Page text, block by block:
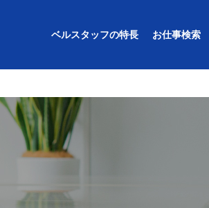
ベルスタッフの特長 お仕事検索
報 ベルスタッフのサービス